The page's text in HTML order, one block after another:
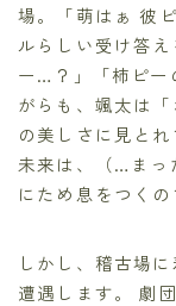
場。「萌はぁ 彼
ルらしい受け答
ー…？」「柿ピー
がらも、颯太は
の美しさに見と
未来は、（…まっ
にため息をつくの
しかし、稽古場
遭遇します。 劇